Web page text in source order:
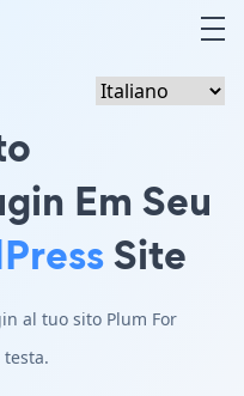
Em Seu
Site
al tuo sito Plum For